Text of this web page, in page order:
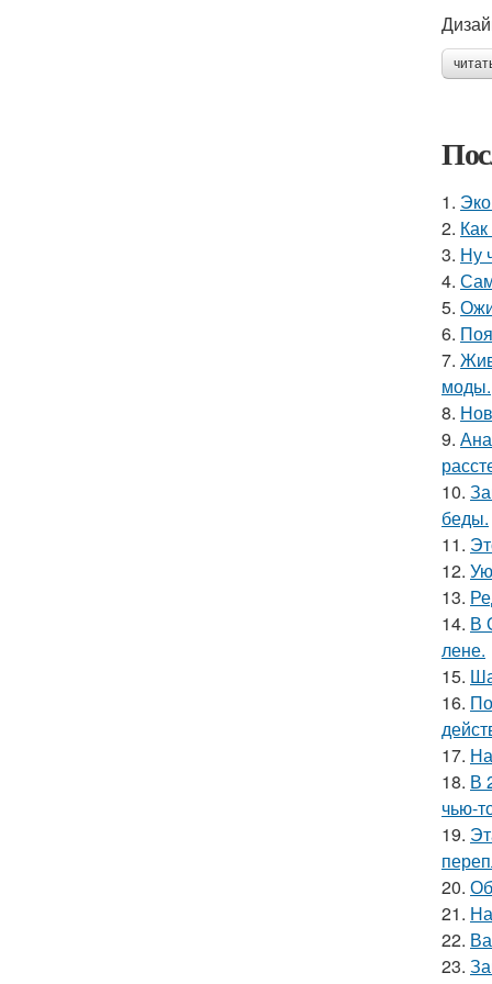
1.
2.
3. Ну
4.
5.
6.
7.
моды.
8.
9.
10.
беды.
11.
12.
13.
14. В
лене.
15.
16.
17.
18. В
чью-
19.
20.
21.
22.
23.